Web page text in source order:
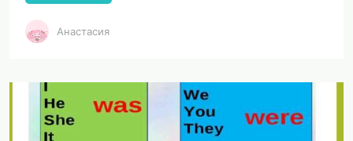
Анастасия